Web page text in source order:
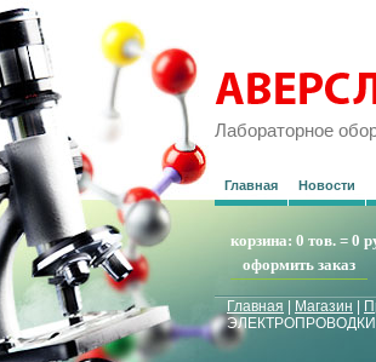
Лабораторное
Главная Новости
корзина: 0 тов. = 0
оформить заказ
Главная Магазин
ЭЛЕКТРОПРОВОДКИ